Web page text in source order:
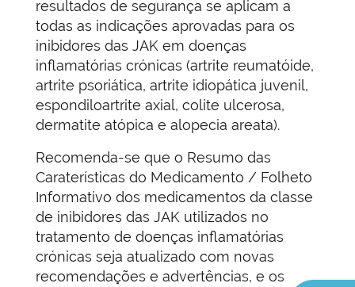
resultados de segurança se aplicam a
todas as indicações aprovadas para os
inibidores das JAK em doenças
inflamatórias crónicas (artrite reumatóide,
artrite psoriática, artrite idiopática juvenil,
espondiloartrite axial, colite ulcerosa,
dermatite atópica e alopecia areata).
Recomenda-se que o Resumo das
Caraterísticas do Medicamento / Folheto
Informativo dos medicamentos da classe
de inibidores das JAK utilizados no
tratamento de doenças inflamatórias
crónicas seja atualizado com novas
recomendações e advertências, e os